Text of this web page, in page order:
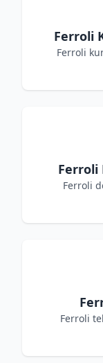
Ferroli
Ferroli
Ferroli
Ferroli
Ferroli